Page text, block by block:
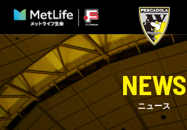
NEWS
ニュース